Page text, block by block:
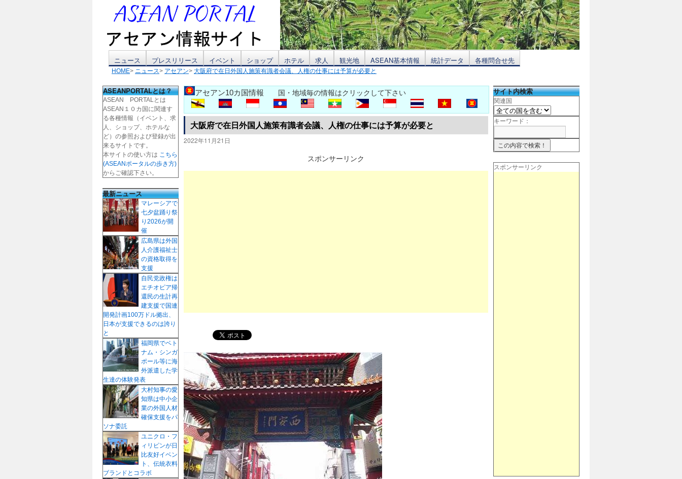
テ
ン
ツ
へ
ス
キ
ッ
プ
ニュース プレスリリース イベント ショップ ホテル 求人 観光地 ASEAN基本情報 統計データ 各種問合せ先
HOME> ニュース> アセアン> 大阪府で在日外国人施策有識者会議、人権の仕事には予算が必要と
アセアン10カ国情報 国・地域毎の情報はクリックして下さい
大阪府で在日外国人施策有識者会議、人権の仕事には予算が必要と
2022年11月21日
スポンサーリンク
ASEANPORTALとは？
ASEAN PORTALとは
ASEAN１０カ国に関連す
る各種情報（イベント、求
人、ショップ、ホテルな
ど）の参照および登録が出
来るサイトです。
本サイトの使い方は こちら
(ASEANポータルの歩き方)
からご確認下さい。
最新ニュース
マレーシアで
七夕盆踊り祭
り2026が開
催
広島県は外国
人介護福祉士
の資格取得を
支援
自民党政権は
エチオピア帰
還民の生計再
建支援で国連
開発計画100万ドル拠出、
日本が支援できるのは誇り
と
福岡県でベト
ナム・シンガ
ポール等に海
外派遣した学
生達の体験発表
大村知事の愛
知県は中小企
業の外国人材
確保支援をパ
ソナ委託
ユニクロ・フ
ィリピンが日
比友好イベン
ト、伝統衣料
ブランドとコラボ
サイト内検索
関連国
キーワード：
スポンサーリンク